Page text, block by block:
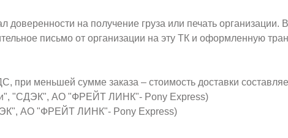
на получение груза или печать организации.
письмо от организации на эту ТК и оформленную
при меньшей сумме заказа – стоимость доставки
"СДЭК", АО "ФРЕЙТ ЛИНК"- Pony Express)
АО "ФРЕЙТ ЛИНК"- Pony Express)